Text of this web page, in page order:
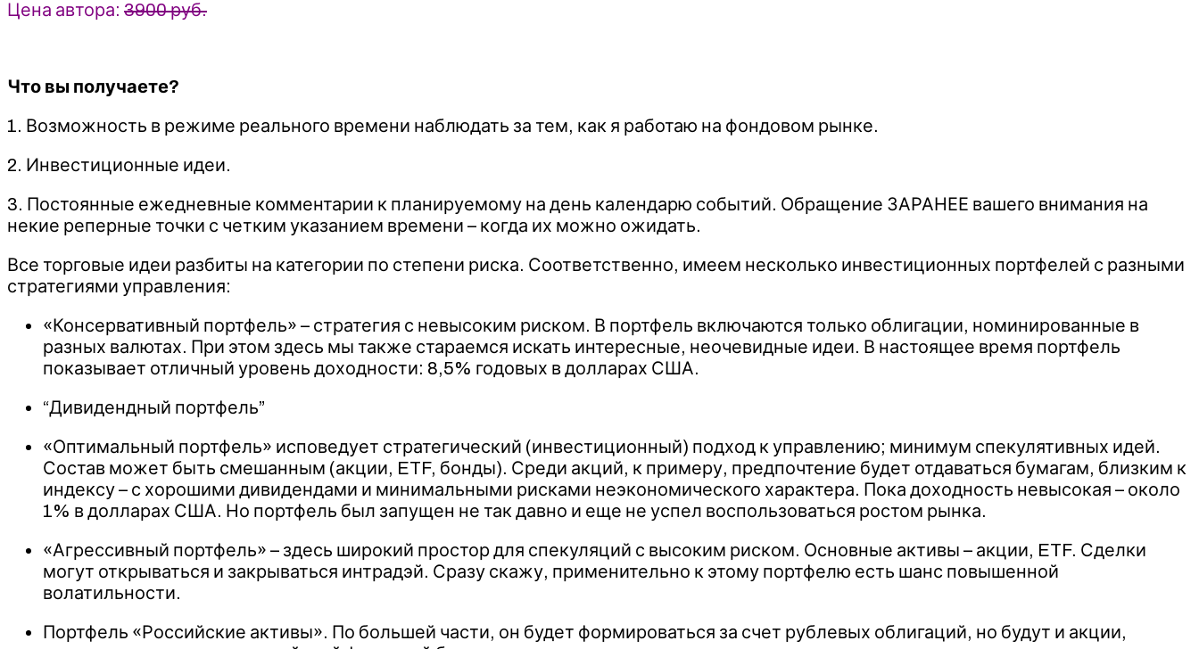
Цена автора: 3900 руб.
Что вы получаете?
1. Возможность в режиме реального времени наблюдать за тем, как я работаю на фондовом рынке.
2. Инвестиционные идеи.
3. Постоянные ежедневные комментарии к планируемому на день календарю событий. Обращение ЗАРАНЕЕ вашего внимания на
некие реперные точки с четким указанием времени – когда их можно ожидать.
Все торговые идеи разбиты на категории по степени риска. Соответственно, имеем несколько инвестиционных портфелей с разными
стратегиями управления:
«Консервативный портфель» – стратегия с невысоким риском. В портфель включаются только облигации, номинированные в
разных валютах. При этом здесь мы также стараемся искать интересные, неочевидные идеи. В настоящее время портфель
показывает отличный уровень доходности: 8,5% годовых в долларах США.
“Дивидендный портфель”
«Оптимальный портфель» исповедует стратегический (инвестиционный) подход к управлению; минимум спекулятивных идей.
Состав может быть смешанным (акции, ETF, бонды). Среди акций, к примеру, предпочтение будет отдаваться бумагам, близким к
индексу – с хорошими дивидендами и минимальными рисками неэкономического характера. Пока доходность невысокая – около
1% в долларах США. Но портфель был запущен не так давно и еще не успел воспользоваться ростом рынка.
«Агрессивный портфель» – здесь широкий простор для спекуляций с высоким риском. Основные активы – акции, ETF. Сделки
могут открываться и закрываться интрадэй. Сразу скажу, применительно к этому портфелю есть шанс повышенной
волатильности.
Портфель «Российские активы». По большей части, он будет формироваться за счет рублевых облигаций, но будут и акции,